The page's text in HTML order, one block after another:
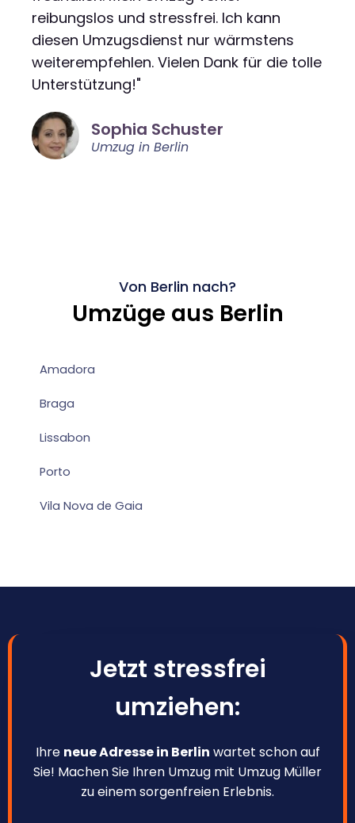
reibungslos und stressfrei. Ich kann
diesen Umzugsdienst nur wärmstens
weiterempfehlen. Vielen Dank für die tolle
Unterstützung!"
Sophia Schuster
Umzug in Berlin
Von Berlin nach?
Umzüge aus Berlin
Amadora
Braga
Lissabon
Porto
Vila Nova de Gaia
Jetzt stressfrei
umziehen:
Ihre neue Adresse in Berlin wartet schon auf
Sie! Machen Sie Ihren Umzug mit Umzug Müller
zu einem sorgenfreien Erlebnis.